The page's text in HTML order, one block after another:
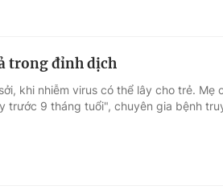
trong đỉnh dịch
khi nhiễm virus có thể lây cho trẻ. Mẹ
trước 9 tháng tuổi", chuyên gia bệnh